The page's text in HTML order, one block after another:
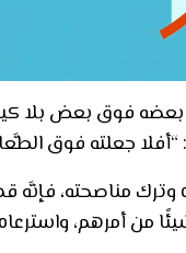
فوق بعض بلا كيل
“أفلا جعلته فوق
مناصحته،
من أمرهم،